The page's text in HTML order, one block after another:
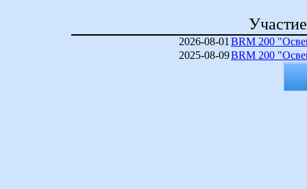
2026-08-01 BRM 200
2025-08-09BRM 200